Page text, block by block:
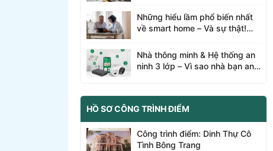
Vũng Tàu tìm hiểu nha
Những hiểu lầm phổ biến nhất
về smart home – Và sự thật!
Tàu tìm hiểu nha
Nhà thông minh & Hệ thống an
ninh 3 lớp – Vì sao nhà bạn an
HỒ SƠ CÔNG TRÌNH ĐIỂM
Công trình điểm: Dinh Thự Cô
Tình Bông Trang